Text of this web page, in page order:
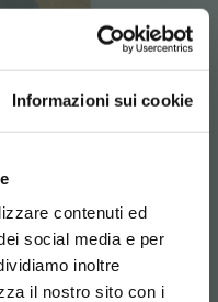
Informazioni sui cookie
contenuti ed
social media e per
inoltre
il nostro sito con i